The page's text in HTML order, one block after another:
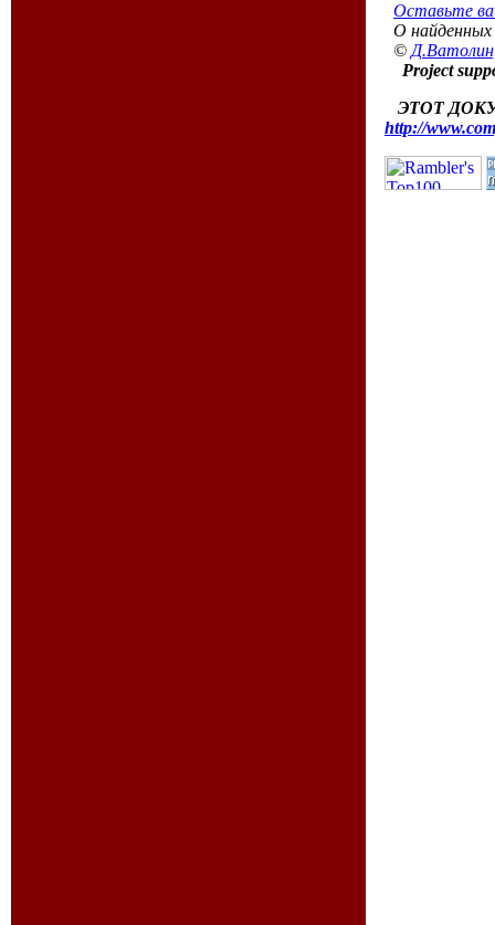
Оставьте
О
©
Project
ЭТОТ
http://